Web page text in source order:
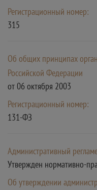
Регистрационный номер:
315
Об общих принципах
Российской Федерации
от 06 октября 2003
Регистрационный номер:
131-ФЗ
Административный
Утвержден нормативно-
Об утверждении